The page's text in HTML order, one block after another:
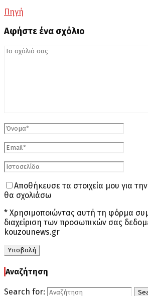
Πηγή
Αφήστε ένα σχόλιο
Αποθήκευσε τα στοιχεία μου για
θα σχολιάσω
* Χρησιμοποιώντας αυτή τη φόρμα
διαχείριση των προσωπικών σας
kouzounews.gr
Αναζήτηση
Search for: